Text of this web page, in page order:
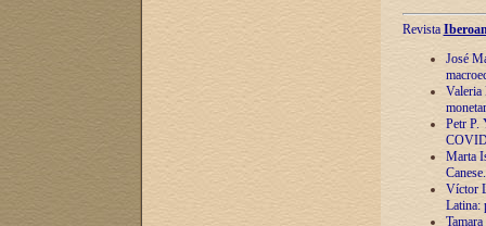
Revista
José
Valeria
Petr P.
Marta
Víctor
Latina: